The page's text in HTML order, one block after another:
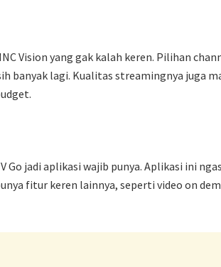
Vision yang gak kalah keren. Pilihan
banyak lagi. Kualitas streamingnya juga
Go jadi aplikasi wajib punya. Aplikasi ini
fitur keren lainnya, seperti video on